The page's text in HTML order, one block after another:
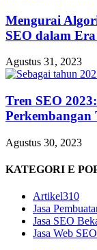
Mengurai
SEO dalam
Agustus 31, 2023
Tren SEO
Agustus 30, 2023
KATEGORI E
Artikel310
Jasa
Jasa SEO
Jasa Web SEO